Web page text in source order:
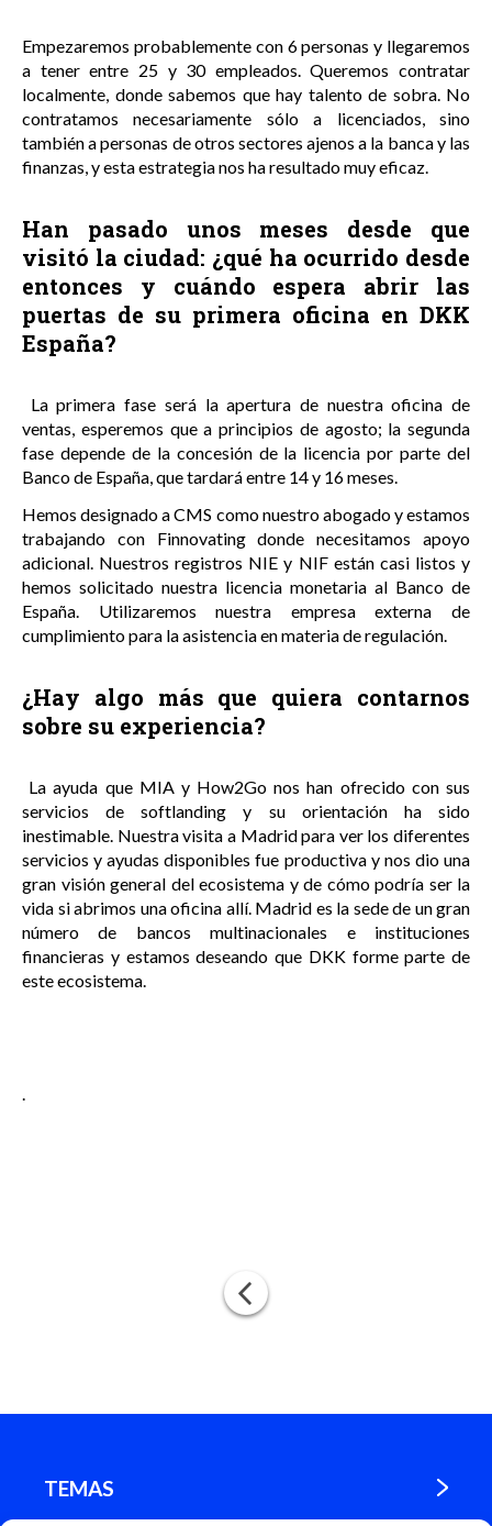
Empezaremos probablemente con 6 personas y llegaremos
a tener entre 25 y 30 empleados. Queremos contratar
localmente, donde sabemos que hay talento de sobra. No
contratamos necesariamente sólo a licenciados, sino
también a personas de otros sectores ajenos a la banca y las
finanzas, y esta estrategia nos ha resultado muy eficaz.
Han pasado unos meses desde que
visitó la ciudad: ¿qué ha ocurrido desde
entonces y cuándo espera abrir las
puertas de su primera oficina en DKK
España?
La primera fase será la apertura de nuestra oficina de
ventas, esperemos que a principios de agosto; la segunda
fase depende de la concesión de la licencia por parte del
Banco de España, que tardará entre 14 y 16 meses.
Hemos designado a CMS como nuestro abogado y estamos
trabajando con Finnovating donde necesitamos apoyo
adicional. Nuestros registros NIE y NIF están casi listos y
hemos solicitado nuestra licencia monetaria al Banco de
España. Utilizaremos nuestra empresa externa de
cumplimiento para la asistencia en materia de regulación.
¿Hay algo más que quiera contarnos
sobre su experiencia?
La ayuda que MIA y How2Go nos han ofrecido con sus
servicios de softlanding y su orientación ha sido
inestimable. Nuestra visita a Madrid para ver los diferentes
servicios y ayudas disponibles fue productiva y nos dio una
gran visión general del ecosistema y de cómo podría ser la
vida si abrimos una oficina allí. Madrid es la sede de un gran
número de bancos multinacionales e instituciones
financieras y estamos deseando que DKK forme parte de
este ecosistema.
TEMAS